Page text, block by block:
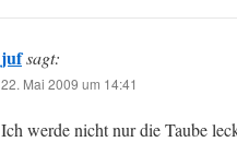
jufsagt:
22. Mai 2009 um 14:41
Ich werde nicht nur die Taube